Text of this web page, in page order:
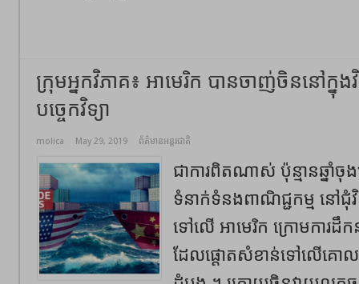
ក្រុមអ្នកវិភាគ៖ អាមេរិក បានចាញ់ចិននៅក្
បច្ចេកវិទ្យា
molica May 29, 2019 ព័ត៌មានអន្តរជាតិ
ជាការពិតណាស់ ប៉ុន្មានឆ្នាំចុ
ទំនាក់ទំនងពាណិជ្ជកម្ម នៅ
ទៅលើ អាមេរិក ក្រោមការដឹ
ដែលផ្តោតសំខាន់ទៅលើគោ